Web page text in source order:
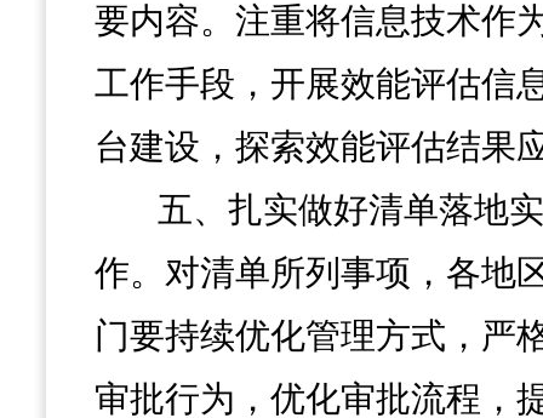
要内容。注重将信息技术作
工作手段，开展效能评估信
台建设，探索效能评估结果
五、扎实做好清单落地
作。对清单所列事项，各地
门要持续优化管理方式，严
审批行为，优化审批流程，